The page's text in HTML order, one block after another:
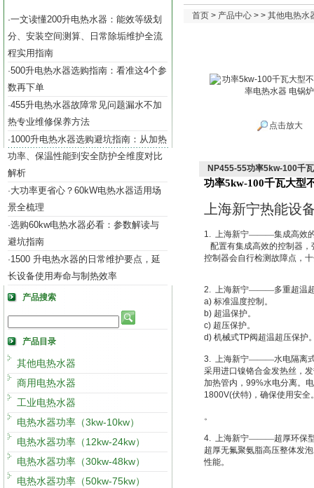
·一文读懂200升电热水器：能效等级划
分、安装空间测算、日常除垢维护全流
程实用指南
·500升电热水器选购指南：看准这4个参
数再下单
·455升电热水器故障常见问题漏水不加
热专业维修保养方法
·1000升电热水器选购避坑指南：从加热
功率、保温性能到安全防护全维度对比
解析
·大功率更省心？60kW电热水器适用场
景全梳理
·选购60kw电热水器必看：参数解读与
避坑指南
·1500 升电热水器的日常维护要点，延
长设备使用寿命与制热效率
产品搜索
产品目录
其他电热水器
商用电热水器
工业电热水器
电热水器功率（3kw-10kw）
电热水器功率（12kw-24kw）
电热水器功率（30kw-48kw）
电热水器功率（50kw-75kw）
首页 > 产品中心 > > 其他电热水
点击放大
NP455-55功率5kw-100千
功率5kw-100千瓦大型
上海新宁热能设
1. 上海新宁———集成高效
配置有集成高效的控制器
控制器会自行检测故障点，
2. 上海新宁———多重超温
a) 标准温度控制。
b) 超温保护。
c) 超压保护。
d) 机械式TP阀超温超压保护
3. 上海新宁———水电隔离
采用进口镍铬合金发热丝，
加热管内， 99%水电分离。
1800V(伏特) ，确保使用安全
。
4. 上海新宁———超厚环保型
超厚无氟聚氨脂高压整体发
性能。